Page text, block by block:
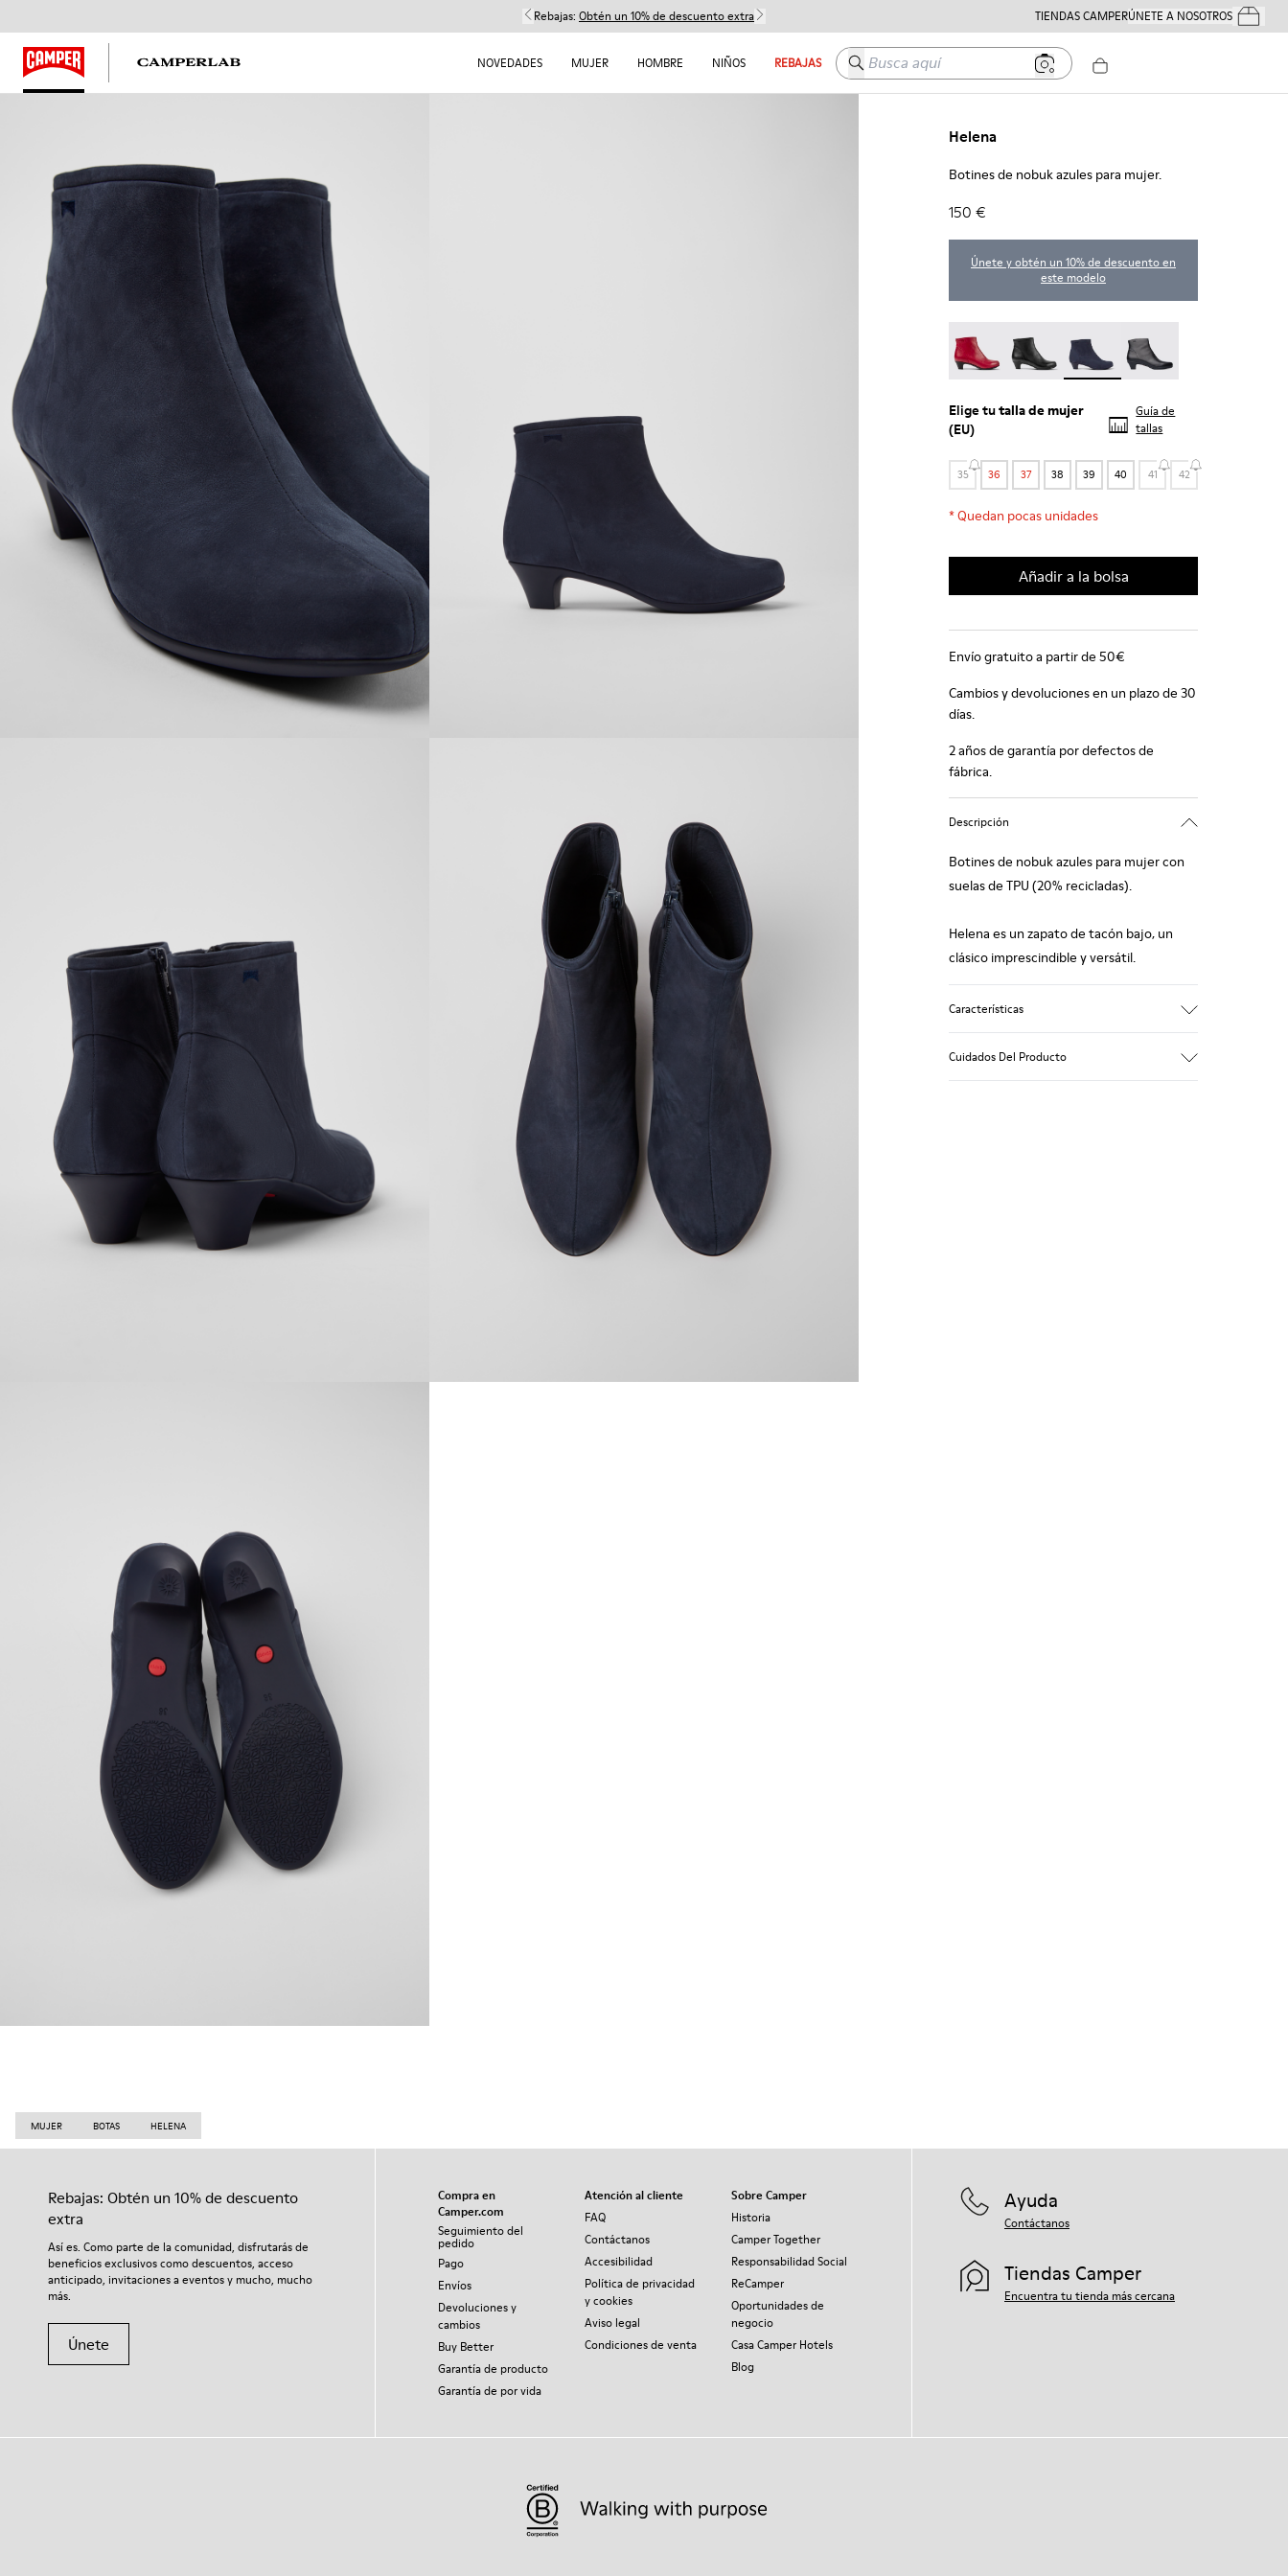
Rebajas: Obtén un 10% de descuento extra TIENDAS CAMPERÚNETE A NOSOTROSTus
NOVEDADES MUJER HOMBRE NIÑOS REBAJAS Busca aquí
Helena
Botines de nobuk azules para mujer.
150 €
Únete y obtén un 10% de descuento en
este modelo
Helena - 46232-040Helena - 46232-036
Elige tutalla de mujer
(EU)
Guía de
tallas
35 36 37 38 39 40 41 42
*Quedan pocas unidades
Añadir a la bolsa
Envío gratuito a partir de 50€
Cambios y devoluciones en un plazo de 30
días.
2 años de garantía por defectos de
fábrica.
Descripción
Botines de nobuk azules para mujer con
suelas de TPU (20% recicladas).
Helena es un zapato de tacón bajo, un
clásico imprescindible y versátil.
Características
Cuidados Del Producto
MUJER BOTAS HELENA
Rebajas: Obtén un 10% de descuento
extra
Así es. Como parte de la comunidad, disfrutarás de
beneficios exclusivos como descuentos, acceso
anticipado, invitaciones a eventos y mucho, mucho
más.
Únete
Compra en
Camper.com
Seguimiento del
pedido
Pago
Envíos
Devoluciones y
cambios
Buy Better
Garantía de producto
Garantía de por vida
Atención al cliente
FAQ
Contáctanos
Accesibilidad
Política de privacidad
y cookies
Aviso legal
Condiciones de venta
Sobre Camper
Historia
Camper Together
Responsabilidad Social
ReCamper
Oportunidades de
negocio
Casa Camper Hotels
Blog
Ayuda
Contáctanos
Tiendas Camper
Encuentra tu tienda más cercana